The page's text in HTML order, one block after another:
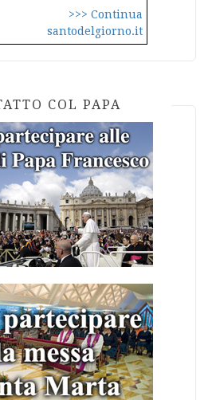
>>> Continua
santodelgiorno.it
COL PAPA